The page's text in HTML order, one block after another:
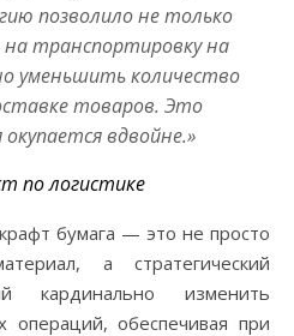
позволило не только
транспортировку на
уменьшить количество
товаров. Это
вдвойне.»
по логистике
бумага — это не просто
а стратегический
кардинально изменить
операций, обеспечивая при